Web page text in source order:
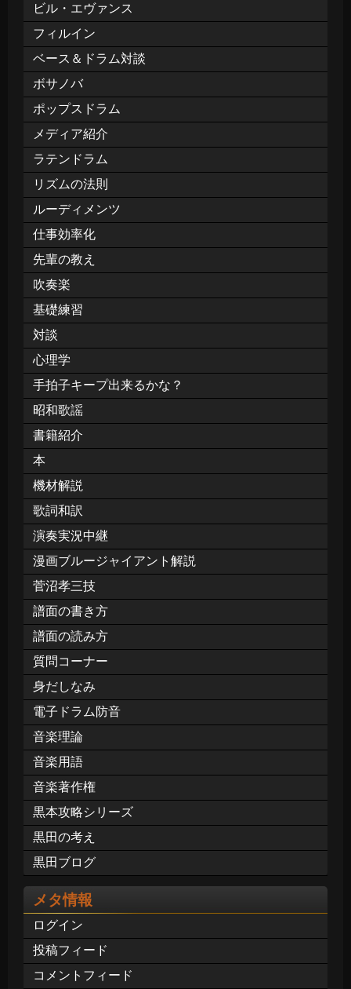
ビル・エヴァンス
フィルイン
ベース＆ドラム対談
ボサノバ
ポップスドラム
メディア紹介
ラテンドラム
リズムの法則
ルーディメンツ
仕事効率化
先輩の教え
吹奏楽
基礎練習
対談
心理学
手拍子キープ出来るかな？
昭和歌謡
書籍紹介
本
機材解説
歌詞和訳
演奏実況中継
漫画ブルージャイアント解説
菅沼孝三技
譜面の書き方
譜面の読み方
質問コーナー
身だしなみ
電子ドラム防音
音楽理論
音楽用語
音楽著作権
黒本攻略シリーズ
黒田の考え
黒田ブログ
メタ情報
ログイン
投稿フィード
コメントフィード